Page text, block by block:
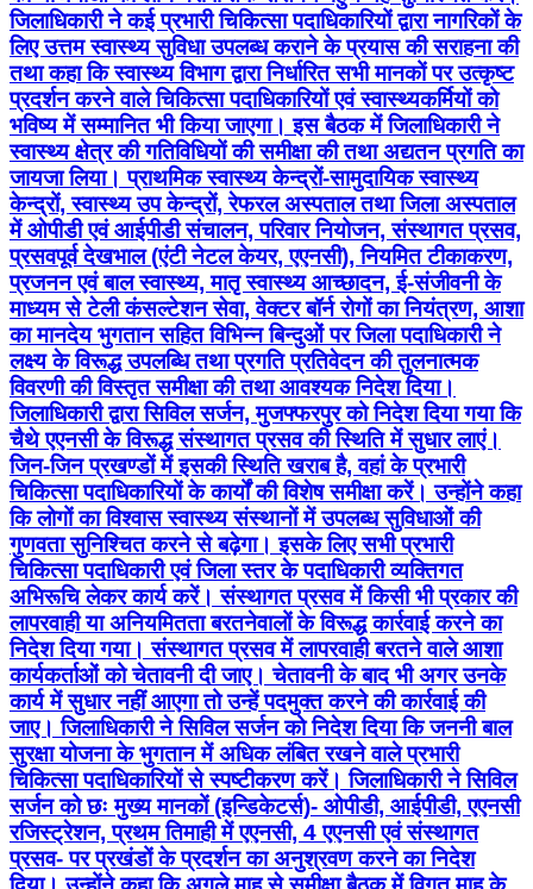
जिलाधिकारी ने कई प्रभारी चिकित्सा पदाधिकारियों द्वारा नागरिकों के
लिए उत्तम स्वास्थ्य सुविधा उपलब्ध कराने के प्रयास की सराहना की
तथा कहा कि स्वास्थ्य विभाग द्वारा निर्धारित सभी मानकों पर उत्कृष्ट
प्रदर्शन करने वाले चिकित्सा पदाधिकारियों एवं स्वास्थ्यकर्मियों को
भविष्य में सम्मानित भी किया जाएगा। इस बैठक में जिलाधिकारी ने
स्वास्थ्य क्षेत्र की गतिविधियों की समीक्षा की तथा अद्यतन प्रगति का
जायजा लिया। प्राथमिक स्वास्थ्य केन्द्रों-सामुदायिक स्वास्थ्य
केन्द्रों, स्वास्थ्य उप केन्द्रों, रेफरल अस्पताल तथा जिला अस्पताल
में ओपीडी एवं आईपीडी संचालन, परिवार नियोजन, संस्थागत प्रसव,
प्रसवपूर्व देखभाल (एंटी नेटल केयर, एएनसी), नियमित टीकाकरण,
प्रजनन एवं बाल स्वास्थ्य, मातृ स्वास्थ्य आच्छादन, ई-संजीवनी के
माध्यम से टेली कंसल्टेशन सेवा, वेक्टर बॉर्न रोगों का नियंत्रण, आशा
का मानदेय भुगतान सहित विभिन्न बिन्दुओं पर जिला पदाधिकारी ने
लक्ष्य के विरूद्ध उपलब्धि तथा प्रगति प्रतिवेदन की तुलनात्मक
विवरणी की विस्तृत समीक्षा की तथा आवश्यक निदेश दिया।
जिलाधिकारी द्वारा सिविल सर्जन, मुजफ्फरपुर को निदेश दिया गया कि
चैथे एएनसी के विरूद्ध संस्थागत प्रसव की स्थिति में सुधार लाएं।
जिन-जिन प्रखण्डों में इसकी स्थिति खराब है, वहां के प्रभारी
चिकित्सा पदाधिकारियों के कार्यों की विशेष समीक्षा करें। उन्होंने कहा
कि लोगों का विश्वास स्वास्थ्य संस्थानों में उपलब्ध सुविधाओं की
गुणवता सुनिश्चित करने से बढ़ेगा। इसके लिए सभी प्रभारी
चिकित्सा पदाधिकारी एवं जिला स्तर के पदाधिकारी व्यक्तिगत
अभिरूचि लेकर कार्य करें। संस्थागत प्रसव में किसी भी प्रकार की
लापरवाही या अनियमितता बरतनेवालों के विरूद्ध कार्रवाई करने का
निदेश दिया गया। संस्थागत प्रसव में लापरवाही बरतने वाले आशा
कार्यकर्ताओं को चेतावनी दी जाए। चेतावनी के बाद भी अगर उनके
कार्य में सुधार नहीं आएगा तो उन्हें पदमुक्त करने की कार्रवाई की
जाए। जिलाधिकारी ने सिविल सर्जन को निदेश दिया कि जननी बाल
सुरक्षा योजना के भुगतान में अधिक लंबित रखने वाले प्रभारी
चिकित्सा पदाधिकारियों से स्पष्टीकरण करें। जिलाधिकारी ने सिविल
सर्जन को छः मुख्य मानकों (इन्डिकेटर्स)- ओपीडी, आईपीडी, एएनसी
रजिस्ट्रेशन, प्रथम तिमाही में एएनसी, 4 एएनसी एवं संस्थागत
प्रसव- पर प्रखंडों के प्रदर्शन का अनुश्रवण करने का निदेश